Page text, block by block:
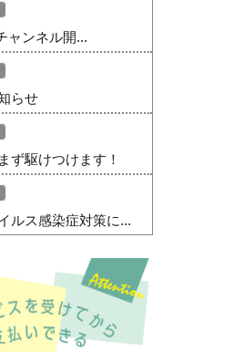
ャンネル開...
らせ
ず駆けつけます！
ルス感染症対策に...